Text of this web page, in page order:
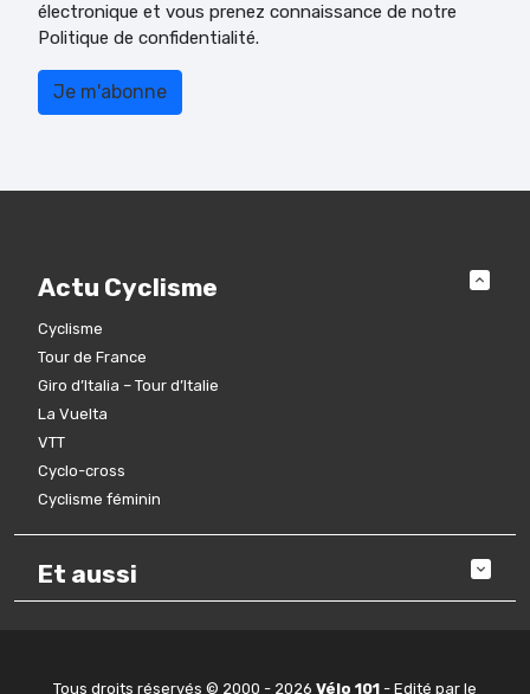
électronique et vous prenez connaissance de notre
Politique de confidentialité.
Actu Cyclisme
Cyclisme
Tour de France
Giro d’Italia – Tour d’Italie
La Vuelta
VTT
Cyclo-cross
Cyclisme féminin
Et aussi
Tous droits réservés © 2000 - 2026 Vélo 101 - Edité par le